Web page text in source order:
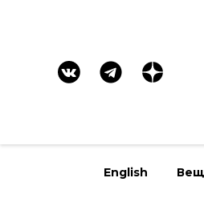
English